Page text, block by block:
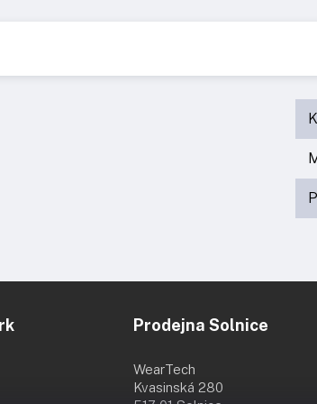
Prodejna Solnice
WearTech
Kvasinská 280